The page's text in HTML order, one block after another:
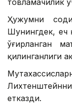
товламачилик
Ҳужумни
Шунингдек,
ўғирланган
қилинганлиги
етказди.